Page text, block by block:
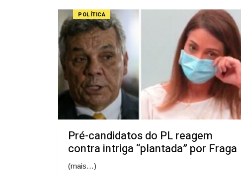
POLÍTICA
Pré-candidatos do PL reagem
contra intriga “plantada” por Fraga
(mais…)